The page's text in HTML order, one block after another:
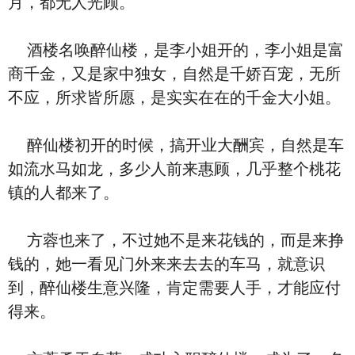
酒楼名唤醉仙楼，是李小姐开的，李小姐是富
商千金，又是家中独女，自然是千娇百宠，无所
不应，所求皆所愿，是实实在在的千金大小姐。
醉仙楼初开的时候，搞开业大酬宾，自然是车
如流水马如龙，多少人前来惠顾，几乎整个桃花
镇的人都来了。
方蓉也来了，不过她不是来花钱的，而是来挣
钱的，她一看见门外来来去去的车马，就意识
到，醉仙楼生意兴隆，肯定需要人手，才能应付
得来。